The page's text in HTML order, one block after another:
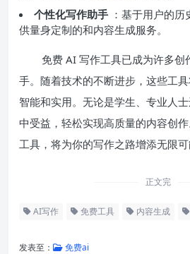
个性化写作助手 ：基于用户的
供量身定制的和内容生成服务。
免费 AI 写作工具已成为许多创
手。随着技术的不断进步，这些工
智能和实用。无论是学生、专业人
中受益，轻松实现高质量的内容创
工具，将为你的写作之路增添无限可
正文完
AI写作 免费工具 内容生成
发表至： 免费ai